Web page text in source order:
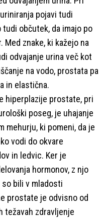
pojavi tudi
tudi občutek, da imajo po
Med znake, ki kažejo na
odvajanje urina več kot
na vodo, prostata pa
in elastična.
hiperplazije prostate, pri
poseg, je uhajanje
mehurju, ki pomeni, da je
vodi do okvare
in ledvic. Ker je
hormonov, z njo
so bili v mladosti
prostate je odvisno od
težavah zdravljenje